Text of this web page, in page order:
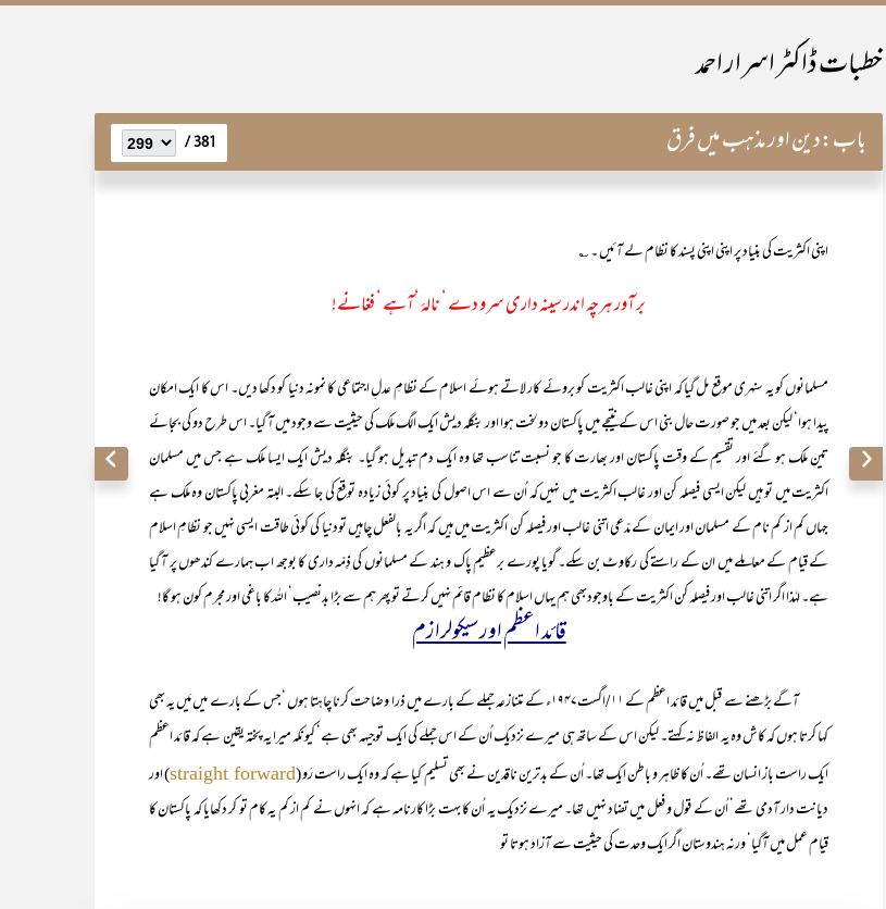
خطبات ڈاکٹر اسرار احمد
باب:دین اور مذہب میں فرق 381 /
اپنی اکثریت کی بنیاد پر اپنی اپنی پسند کا نظام لے آئیں ۔ ؎
بر آور ہرچہ اندر سینہ داری سرو دے ‘ نالۂ ‘آہے ‘ فغانے!
مسلمانوں کو یہ سنہری موقع مل گیا کہ اپنی غالب اکثریت کو بروئے کار لاتے ہوئے اسلام کے نظامِ عدلِ اجتماعی کا نمونہ دنیا کو دکھا دیں۔ اس کا ایک امکان
پیدا ہوا‘ لیکن بعد میں جو صورت حال بنی اس کے نتیجے میں پاکستان دولخت ہوا اور بنگلہ دیش ایک الگ ملک کی حیثیت سے وجود میں آ گیا۔ اس طرح دو کی بجائے
تین ملک ہو گئے اور تقسیم کے وقت پاکستان اور بھارت کا جو نسبت تناسب تھا وہ ایک دم تبدیل ہو گیا۔ بنگلہ دیش ایک ایسا ملک ہے جس میں مسلمان
اکثریت میں تو ہیں لیکن ایسی فیصلہ کن اور غالب اکثریت میں نہیں کہ اُن سے اس اصول کی بنیاد پر کوئی زیادہ توقع کی جا سکے۔ البتہ مغربی پاکستان وہ ملک ہے
جہاں کم از کم نام کے مسلمان اور ایمان کے مدّعی اتنی غالب اور فیصلہ کن اکثریت میں ہیں کہ اگر یہ بالفعل چاہیں تودنیا کی کوئی طاقت ایسی نہیں جو نظامِ اسلام
کے قیام کے معاملے میں ان کے راستے کی رکاوٹ بن سکے۔ گویا پورے برعظیم پاک و ہند کے مسلمانوں کی ذِمّہ داری کا بوجھ اب ہمارے کندھوں پر آ گیا
ہے۔ لہٰذا اگر اتنی غالب اور فیصلہ کن اکثریت کے باوجودبھی ہم یہاں اسلام کا نظام قائم نہیں کرتے تو پھر ہم سے بڑا بدنصیب‘ اللہ کا باغی اور مجرم کون ہو گا!
قائد اعظم اور سیکولرازم
آگے بڑھنے سے قبل میں قائد اعظم کے ۱۱ /اگست۱۹۴۷ء کے متنازعہ جملے کے بارے میں ذرا وضاحت کرنا چاہتا ہوں ‘جس کے بارے میں مَیں یہ بھی
کہا کرتا ہوں کہ کاش وہ یہ الفاظ نہ کہتے۔ لیکن اس کے ساتھ ہی میرے نزدیک اُن کے اس جملے کی ایک توجیہہ بھی ہے‘ کیونکہ میرا یہ پختہ یقین ہے کہ قائد اعظم
ایک راست باز انسان تھے۔ اُن کا ظاہر و باطن ایک تھا۔ اُن کے بدترین ناقدین نے بھی تسلیم کیا ہے کہ وہ ایک راست رَو (straight forward) اور
دیانت دار آدمی تھے‘ اُن کے قول و فعل میں تضاد نہیں تھا۔ میرے نزدیک یہ اُن کا بہت بڑا کارنامہ ہے کہ انہوں نے کم از کم یہ کام تو کر دکھایا کہ پاکستان کا
قیام عمل میں آگیا‘ ورنہ ہندوستان اگر ایک وحدت کی حیثیت سے آزاد ہوتا تو